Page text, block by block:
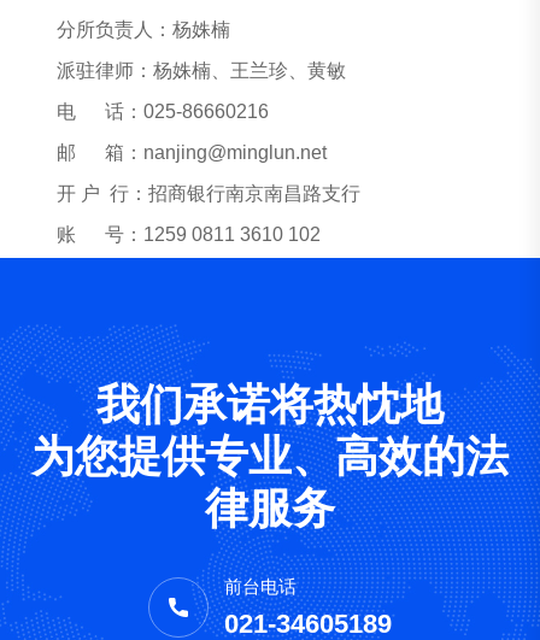
分所负责人：杨姝楠
派驻律师：杨姝楠、王兰珍、黄敏
电 话：025-86660216
邮 箱：nanjing@minglun.net
开 户 行：招商银行南京南昌路支行
账 号：1259 0811 3610 102
我们承诺将热忱地
为您提供专业、高效的法
律服务
前台电话
021-34605189